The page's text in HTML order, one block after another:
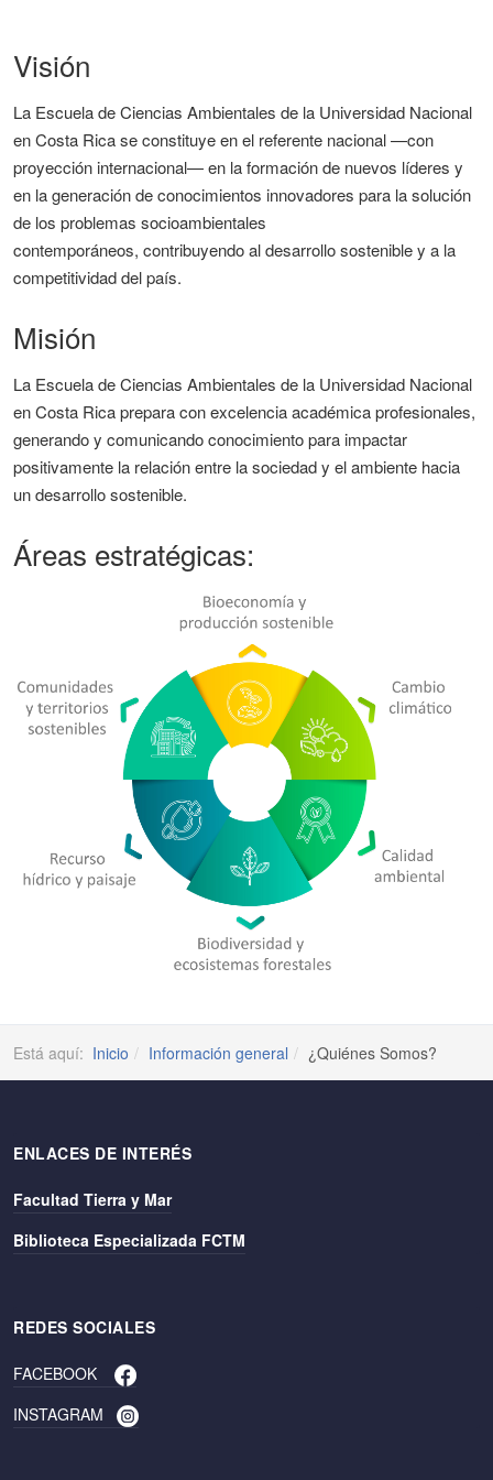
Visión
La Escuela de Ciencias Ambientales de la Universidad Nacional
en Costa Rica se constituye en el referente nacional —con
proyección internacional— en la formación de nuevos líderes y
en la generación de conocimientos innovadores para la solución
de los problemas socioambientales
contemporáneos, contribuyendo al desarrollo sostenible y a la
competitividad del país.
Misión
La Escuela de Ciencias Ambientales de la Universidad Nacional
en Costa Rica prepara con excelencia académica profesionales,
generando y comunicando conocimiento para impactar
positivamente la relación entre la sociedad y el ambiente hacia
un desarrollo sostenible.
Áreas estratégicas:
Está aquí: Inicio Información general ¿Quiénes Somos?
ENLACES DE INTERÉS
Facultad Tierra y Mar
Biblioteca Especializada FCTM
REDES SOCIALES
FACEBOOK
INSTAGRAM